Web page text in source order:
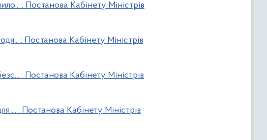
: Постанова Кабінету Міністрів
: Постанова Кабінету Міністрів
: Постанова Кабінету Міністрів
: Постанова Кабінету Міністрів